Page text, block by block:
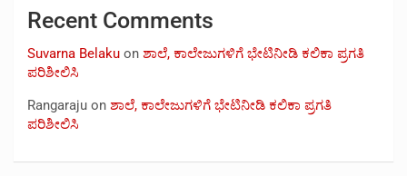
Recent Comments
Suvarna Belaku on ಶಾಲೆ, ಕಾಲೇಜುಗಳಿಗೆ ಭೇಟಿನೀಡಿ ಕಲಿಕಾ ಪ್ರಗತಿ
ಪರಿಶೀಲಿಸಿ
Rangaraju on ಶಾಲೆ, ಕಾಲೇಜುಗಳಿಗೆ ಭೇಟಿನೀಡಿ ಕಲಿಕಾ ಪ್ರಗತಿ
ಪರಿಶೀಲಿಸಿ